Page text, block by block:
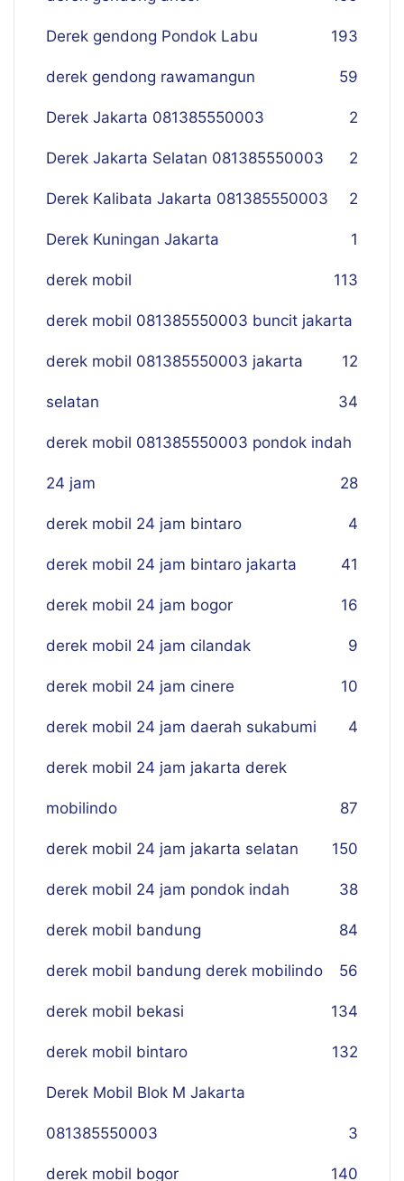
Derek gendong Pondok Labu 193
derek gendong rawamangun 59
Derek Jakarta 081385550003 2
Derek Jakarta Selatan 081385550003 2
Derek Kalibata Jakarta 081385550003 2
Derek Kuningan Jakarta 1
derek mobil 113
derek mobil 081385550003 buncit jakarta
12
derek mobil 081385550003 jakarta
selatan 34
derek mobil 081385550003 pondok indah
24 jam 28
derek mobil 24 jam bintaro 4
derek mobil 24 jam bintaro jakarta 41
derek mobil 24 jam bogor 16
derek mobil 24 jam cilandak 9
derek mobil 24 jam cinere 10
derek mobil 24 jam daerah sukabumi 4
derek mobil 24 jam jakarta derek
mobilindo 87
derek mobil 24 jam jakarta selatan 150
derek mobil 24 jam pondok indah 38
derek mobil bandung 84
derek mobil bandung derek mobilindo 56
derek mobil bekasi 134
derek mobil bintaro 132
Derek Mobil Blok M Jakarta
081385550003 3
derek mobil bogor 140